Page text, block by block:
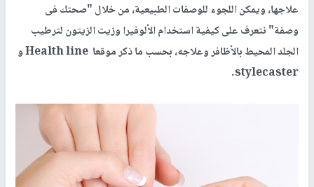
علاجها، ويمكن اللجوء للوصفات الطبيعية، من خلال "صحتك فى
وصفة" نتعرف على كيفية استخدام الألوفيرا وزيت الزيتون لترطيب
الجلد المحيط بالأظافر وعلاجه، بحسب ما ذكر موقعا Health lineو
stylecaster
.